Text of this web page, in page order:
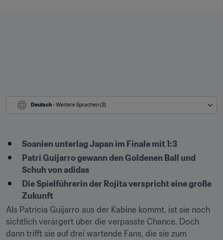
Deutsch - Weitere Sprachen (3)
Soanien unterlag Japan im Finale mit 1:3
Patri Guijarro gewann den Goldenen Ball und
Schuh von adidas
Die Spielführerin der Rojita verspricht eine große
Zukunft
Als Patricia Guijarro aus der Kabine kommt, ist sie noch
sichtlich verärgert über die verpasste Chance. Doch
dann trifft sie auf drei wartende Fans, die sie zum